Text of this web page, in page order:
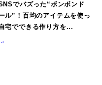
でバズった“ボンボンド
ル”！百均のアイテムを使っ
宅でできる作り方を...